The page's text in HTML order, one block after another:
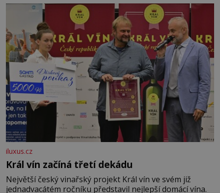
iluxus.cz
Král vín začíná třetí dekádu
Největší český vinařský projekt Král vín ve svém již
jednadvacátém ročníku představil nejlepší domácí vína.